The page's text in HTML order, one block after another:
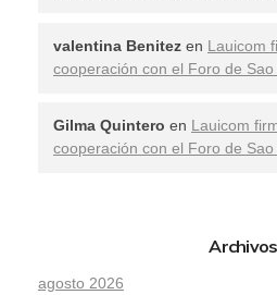
valentina Benitez en Lauicom
cooperación con el Foro de Sao
Gilma Quintero en Lauicom
cooperación con el Foro de Sao
Archivos
agosto 2026